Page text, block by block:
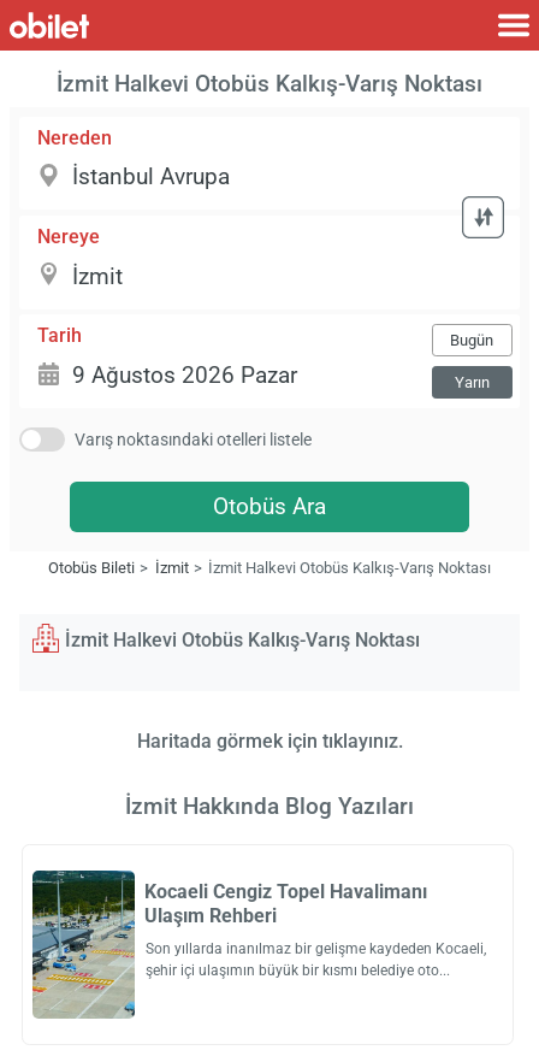
İzmit Halkevi Otobüs Kalkış-Varış Noktası
Nereden
Nereye
Tarih Bugün
Yarın
Varış noktasındaki otelleri listele
Otobüs Ara
Otobüs Bileti İzmit İzmit Halkevi Otobüs Kalkış-Varış Noktası
İzmit Halkevi Otobüs Kalkış-Varış Noktası
Haritada görmek için tıklayınız.
İzmit Hakkında Blog Yazıları
Kocaeli Cengiz Topel Havalimanı
Ulaşım Rehberi
Son yıllarda inanılmaz bir gelişme kaydeden Kocaeli,
şehir içi ulaşımın büyük bir kısmı belediye oto